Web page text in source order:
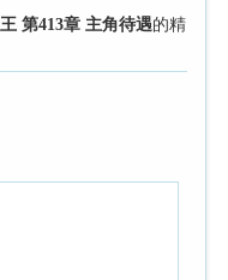
第413章 主角待遇的精